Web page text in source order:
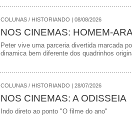
COLUNAS / HISTORIANDO | 08/08/2026
NOS CINEMAS: HOMEM-
Peter vive uma parceria divertida marcada
dinamica bem diferente dos quadrinhos
COLUNAS / HISTORIANDO | 28/07/2026
NOS CINEMAS: A ODISSEIA
Indo direto ao ponto "O filme do ano"